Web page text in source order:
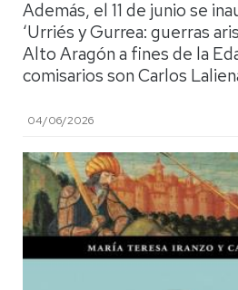
Además, el 11 de junio se
‘Urriés y Gurrea: guerras
Alto Aragón a fines de la
comisarios son Carlos
04/06/2026